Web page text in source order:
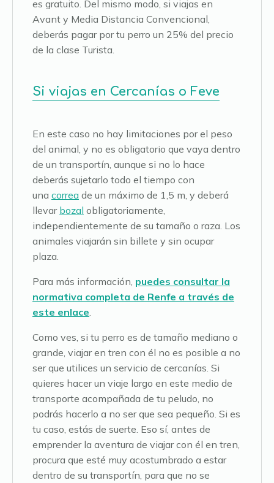
es gratuito. Del mismo modo, si viajas en
Avant y Media Distancia Convencional,
deberás pagar por tu perro un 25% del precio
de la clase Turista.
Si viajas en Cercanías o Feve
En este caso no hay limitaciones por el peso
del animal, y no es obligatorio que vaya dentro
de un transportín, aunque si no lo hace
deberás sujetarlo todo el tiempo con
una correa de un máximo de 1,5 m, y deberá
llevar bozal obligatoriamente,
independientemente de su tamaño o raza. Los
animales viajarán sin billete y sin ocupar
plaza.
Para más información, puedes consultar la
normativa completa de Renfe a través de
este enlace.
Como ves, si tu perro es de tamaño mediano o
grande, viajar en tren con él no es posible a no
ser que utilices un servicio de cercanías. Si
quieres hacer un viaje largo en este medio de
transporte acompañada de tu peludo, no
podrás hacerlo a no ser que sea pequeño. Si es
tu caso, estás de suerte. Eso sí, antes de
emprender la aventura de viajar con él en tren,
procura que esté muy acostumbrado a estar
dentro de su transportín, para que no se